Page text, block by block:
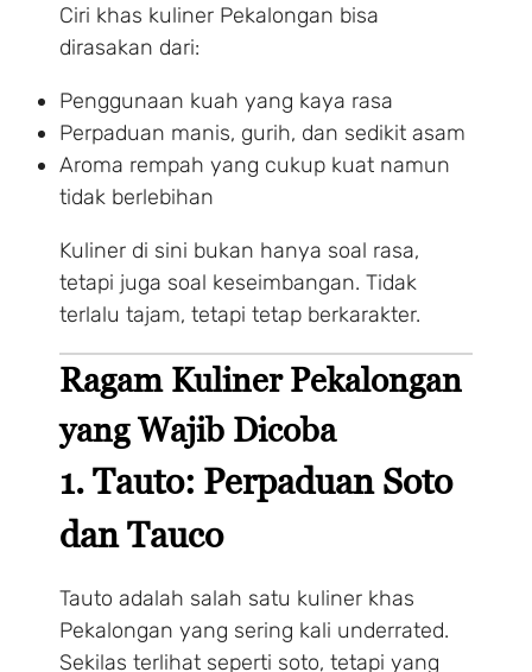
Ciri khas kuliner Pekalongan bisa
dirasakan dari:
Penggunaan kuah yang kaya rasa
Perpaduan manis, gurih, dan sedikit asam
Aroma rempah yang cukup kuat namun
tidak berlebihan
Kuliner di sini bukan hanya soal rasa,
tetapi juga soal keseimbangan. Tidak
terlalu tajam, tetapi tetap berkarakter.
Ragam Kuliner Pekalongan
yang Wajib Dicoba
1. Tauto: Perpaduan Soto
dan Tauco
Tauto adalah salah satu kuliner khas
Pekalongan yang sering kali underrated.
Sekilas terlihat seperti soto, tetapi yang